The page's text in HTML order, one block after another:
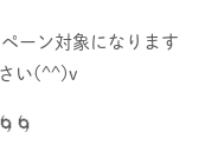
ーン対象になります
い(^^)v